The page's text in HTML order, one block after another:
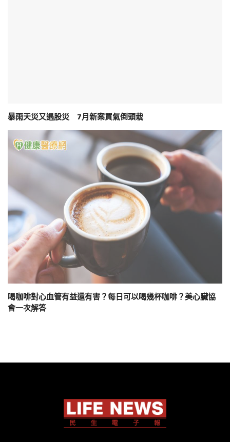
暴雨天災又遇股災 7月新案買氣倒頭栽
喝咖啡對心血管有益還有害？每日可以喝幾杯咖啡？美心臟協
會一次解答